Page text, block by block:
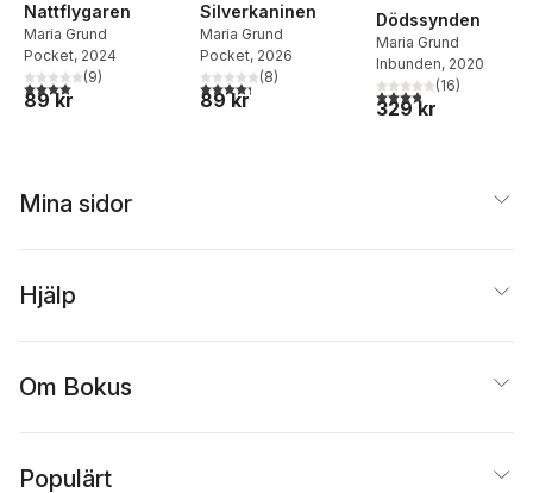
Nattflygaren
Maria Grund
Pocket, 2024
4,0utav 5 stjärnor. Totalt antal röster:
(9)
89 kr
Silverkaninen
Maria Grund
Pocket, 2026
4,3utav 5 stjärnor. Totalt antal röster:
(8)
89 kr
Dödssynden
Maria Grund
Inbunden, 2020
3,8utav 5 stjärnor.
(16)
329 kr
Mina sidor
Hjälp
Om Bokus
Populärt